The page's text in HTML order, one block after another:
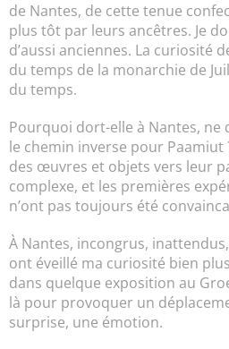
de Nantes, de cette tenue
plus tôt par leurs ancêtres. Je
d’aussi anciennes. La curiosité
du temps de la monarchie de
du temps.
Pourquoi dort-elle à Nantes, ne
le chemin inverse pour
des œuvres et objets vers leur
complexe, et les premières
n’ont pas toujours été
À Nantes, incongrus,
ont éveillé ma curiosité bien
dans quelque exposition au
là pour provoquer un
surprise, une émotion.